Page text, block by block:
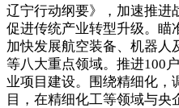
辽宁行动纲要》，加速推
促进传统产业转型升级。瞄
加快发展航空装备、机器人
等八大重点领域。推进100
业项目建设。围绕精细化，
目，在精细化工等领域与央